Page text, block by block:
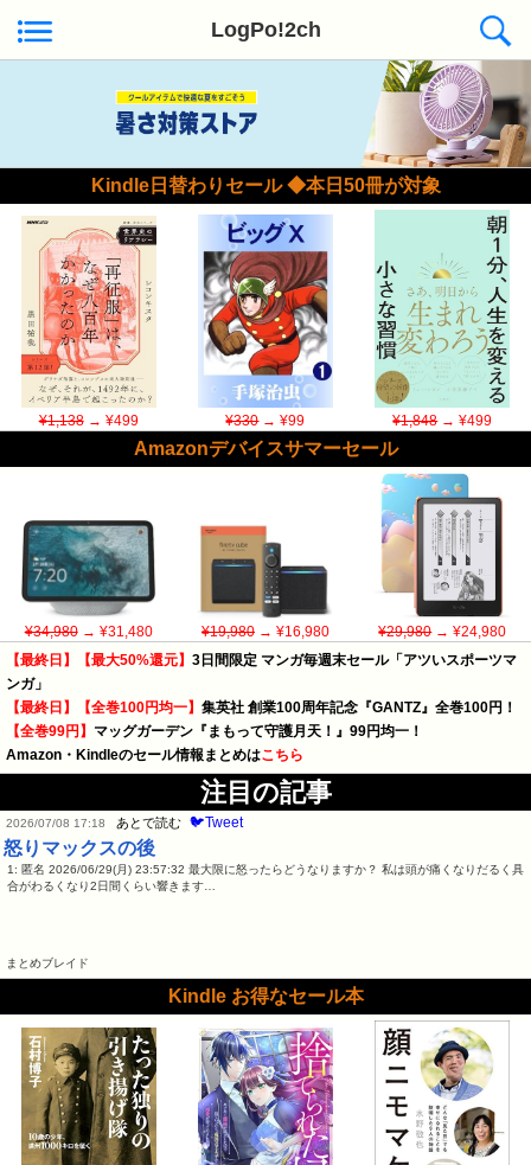
LogPo!2ch
Kindle日替わりセール ◆本日50冊が対象
¥1,138→ ¥499 ¥330→ ¥99 ¥1,848→ ¥499
Amazonデバイスサマーセール
¥34,980→ ¥31,480 ¥19,980→ ¥16,980 ¥29,980→ ¥24,980
【最終日】【最大50%還元】 3日間限定 マンガ毎週末セール「アツいスポーツマ
ンガ」
【最終日】【全巻100円均一】 集英社 創業100周年記念『GANTZ』全巻100円！
【全巻99円】 マッグガーデン『まもって守護月天！』99円均一！
Amazon・Kindleのセール情報まとめはこちら
注目の記事
2026/07/08 17:18 あとで読む 🐦Tweet
怒りマックスの後
1: 匿名 2026/06/29(月) 23:57:32 最大限に怒ったらどうなりますか？ 私は頭が痛くなりだるく具
合がわるくなり2日間くらい響きます…
まとめブレイド
Kindle お得なセール本